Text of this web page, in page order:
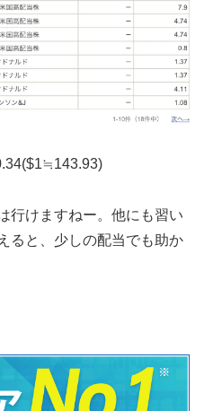
行けますねー。他にも習い
ると、少しの配当でも助か